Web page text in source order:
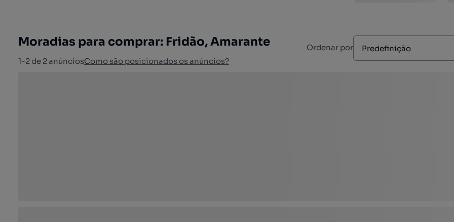
Moradias para comprar: Fridão, Amarante
1-2 de 2 anúnciosComo são posicionados os anúncios?
Ordenar por Predefinição